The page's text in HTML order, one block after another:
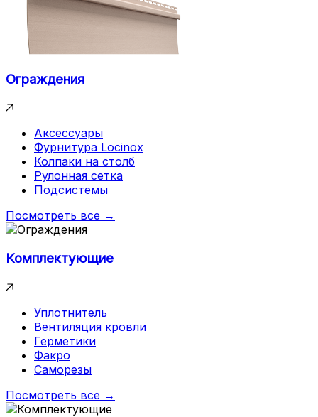
Ограждения
Аксессуары
Фурнитура Locinox
Колпаки на столб
Рулонная сетка
Подсистемы
Посмотреть все →
Комплектующие
Уплотнитель
Вентиляция кровли
Герметики
Факро
Саморезы
Посмотреть все →